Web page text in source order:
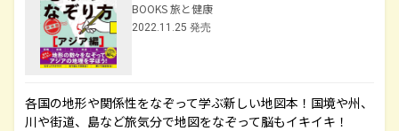
BOOKS 旅と健康
2022.11.25 発売
各国の地形や関係性をなぞって学ぶ新しい地図本！国境や州、
川や街道、島など旅気分で地図をなぞって脳もイキイキ！